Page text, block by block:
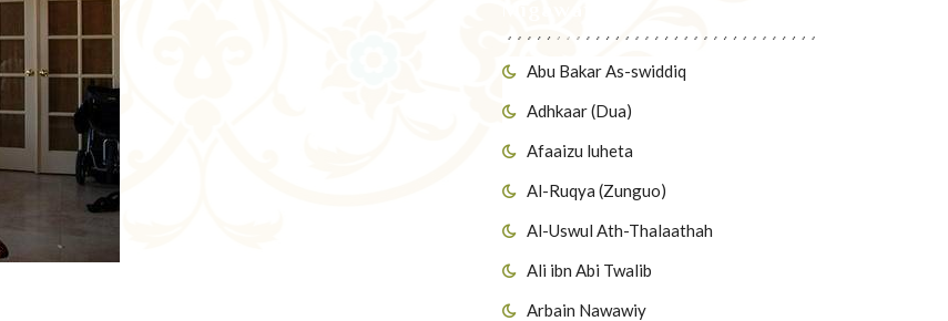
Abu Bakar As-swiddiq
Adhkaar (Dua)
Afaaizu luheta
Al-Ruqya (Zunguo)
Al-Uswul Ath-Thalaathah
Ali ibn Abi Twalib
Arbain Nawawiy